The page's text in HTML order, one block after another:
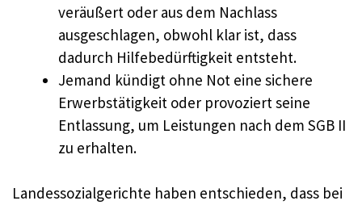
veräußert oder aus dem Nachlass
ausgeschlagen, obwohl klar ist, dass
dadurch Hilfebedürftigkeit entsteht.
Jemand kündigt ohne Not eine sichere
Erwerbstätigkeit oder provoziert seine
Entlassung, um Leistungen nach dem SGB II
zu erhalten.
Landessozialgerichte haben entschieden, dass bei